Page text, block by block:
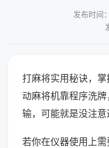
发布时间
打麻将实用秘诀，
动麻将机靠程序洗
输，可能就是没注意
若你在仪器使用上